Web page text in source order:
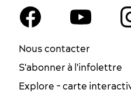
Nous contacter
S'abonner à l'infolettre
Explore - carte